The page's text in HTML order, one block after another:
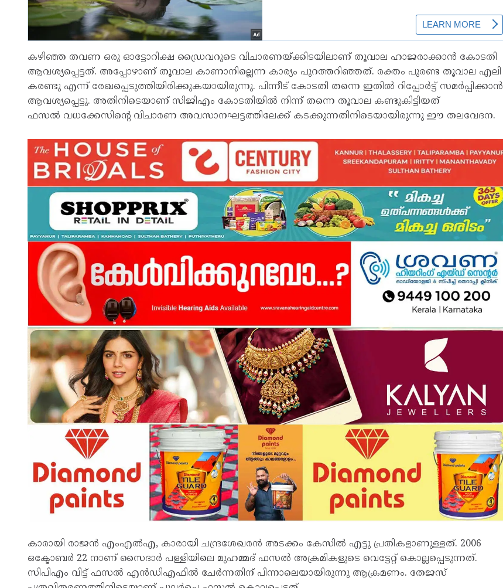
കഴിഞ്ഞ തവണ ഒരു ഓട്ടോറിക്ഷ ഡ്രൈവറുടെ വിചാരണയ്ക്കിടയിലാണ് തൂവാല ഹാജരാക്കാന്‍ കോടതി
ആവശ്യപ്പെട്ടത്. അപ്പോഴാണ് തൂവാല കാണാനില്ലെന്ന കാര്യം പുറത്തറിഞ്ഞത്. രക്തം പുരണ്ട തൂവാല എലി
കരണ്ടു എന്ന് രേഖപ്പെടുത്തിയിരിക്കുകയായിരുന്നു. പിന്നീട് കോടതി തന്നെ ഇതില്‍ റിപ്പോര്‍ട്ട് സമര്‍പ്പിക്കാന്‍
ആവശ്യപ്പെട്ടു. അതിനിടെയാണ് സിജിഎം കോടതിയില്‍ നിന്ന് തന്നെ തൂവാല കണ്ടുകിട്ടിയത്
ഫസല്‍ വധക്കേസിന്റെ വിചാരണ അവസാനഘട്ടത്തിലേക്ക് കടക്കുന്നതിനിടെയായിരുന്നു ഈ തലവേദന.
കാരായി രാജന്‍ എംഎല്‍എ, കാരായി ചന്ദ്രശേഖരന്‍ അടക്കം കേസില്‍ എട്ടു പ്രതികളാണുള്ളത്. 2006
ഒക്ടോബര്‍ 22 നാണ് സൈദാര്‍ പള്ളിയിലെ മുഹമ്മദ് ഫസല്‍ അക്രമികളുടെ വെട്ടേറ്റ് കൊല്ലപ്പെടുന്നത്.
സിപിഎം വിട്ട് ഫസല്‍ എന്‍ഡിഎഫില്‍ ചേര്‍ന്നതിന് പിന്നാലെയായിരുന്നു ആക്രമണം. തേജസ്